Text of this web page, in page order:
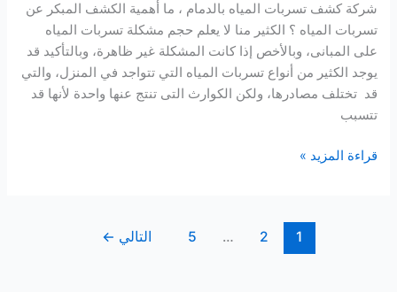
شركة كشف تسربات المياه بالدمام ، ما أهمية الكشف المبكر عن
تسربات المياه ؟ الكثير منا لا يعلم حجم مشكلة تسربات المياه
على المبانى، وبالأخص إذا كانت المشكلة غير ظاهرة، وبالتأكيد قد
يوجد الكثير من أنواع تسربات المياه التي تتواجد في المنزل، والتي
قد تختلف مصادرها، ولكن الكوارث التى تنتج عنها واحدة لأنها قد
تتسبب
شركة
قراءة المزيد »
1
2
…
5 التالي ←